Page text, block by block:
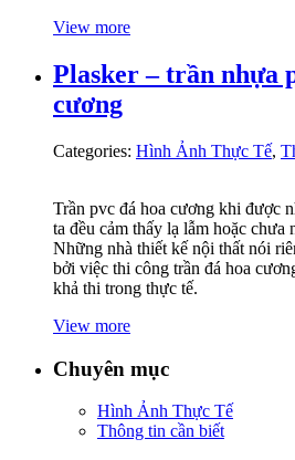
View more
Plasker – trần nhựa
cương
Categories: Hình Ảnh Thực Tế,
Trần pvc đá hoa cương khi được
ta đều cảm thấy lạ lẫm hoặc chưa
Những nhà thiết kế nội thất nói
bởi việc thi công trần đá hoa
khả thi trong thực tế.
View more
Chuyên mục
Hình Ảnh Thực Tế
Thông tin cần biết